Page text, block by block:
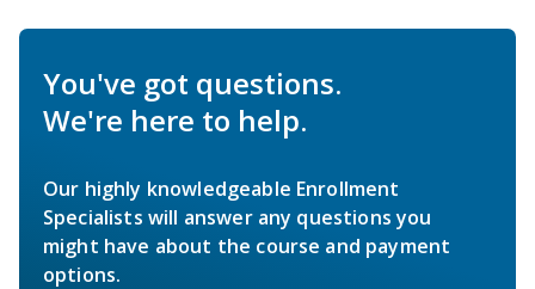
You've got questions.
We're here to help.
Our highly knowledgeable Enrollment
Specialists will answer any questions you
might have about the course and payment
options.